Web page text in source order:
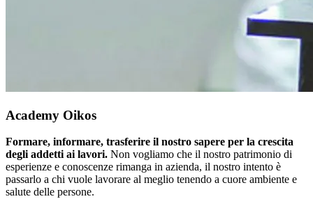
Academy Oikos
Formare, informare, trasferire il nostro sapere per la crescita
degli addetti ai lavori. Non vogliamo che il nostro patrimonio di
esperienze e conoscenze rimanga in azienda, il nostro intento è
passarlo a chi vuole lavorare al meglio tenendo a cuore ambiente e
salute delle persone.